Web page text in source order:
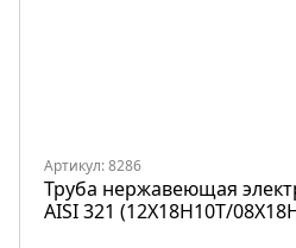
Артикул: 8286
Труба нержавеющая
AISI 321 (12Х18Н10Т/